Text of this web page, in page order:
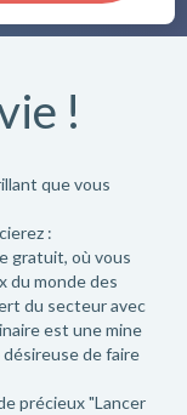
!
que vous
:
gratuit, où vous
du monde des
du secteur avec
est une mine
de faire
précieux "Lancer